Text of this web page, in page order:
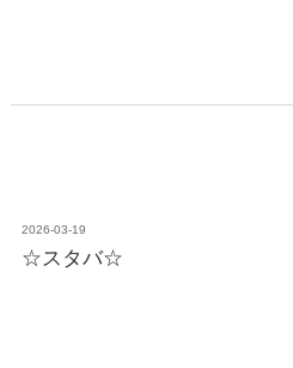
2026-03-19
☆スタバ☆